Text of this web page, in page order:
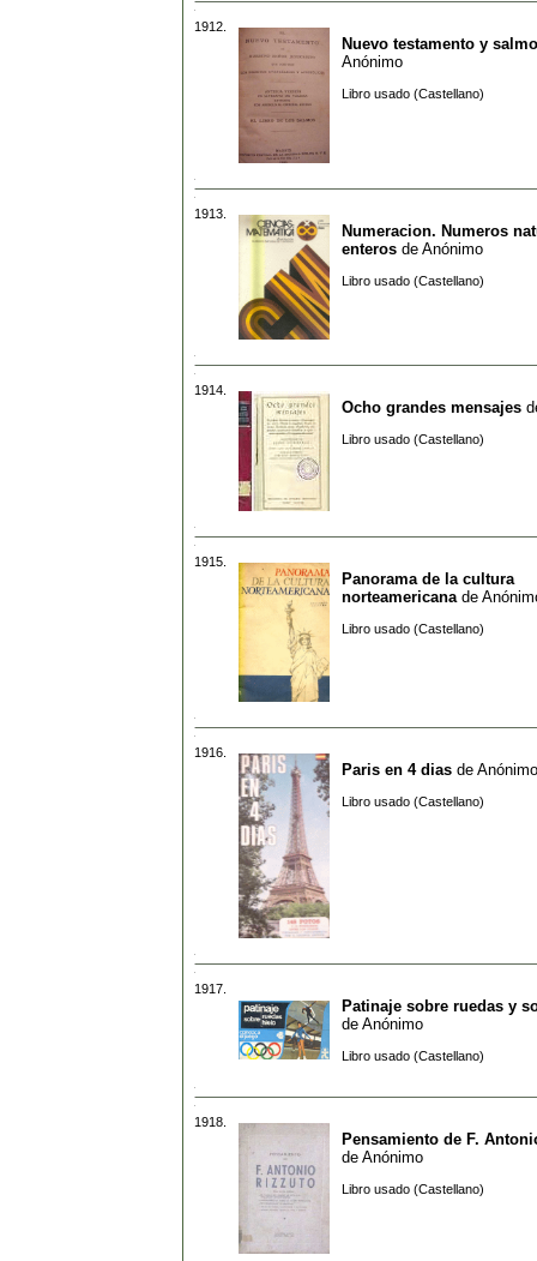
1912.
Nuevo testamento y
Anónimo
Libro usado (Castellano)
1913.
Numeracion. Numeros
enteros de Anónimo
Libro usado (Castellano)
1914.
Ocho grandes mensajes
Libro usado (Castellano)
1915.
Panorama de la cultura
norteamericana de
Libro usado (Castellano)
1916.
Paris en 4 dias de Anónimo
Libro usado (Castellano)
1917.
Patinaje sobre ruedas y
de Anónimo
Libro usado (Castellano)
1918.
Pensamiento de F.
de Anónimo
Libro usado (Castellano)